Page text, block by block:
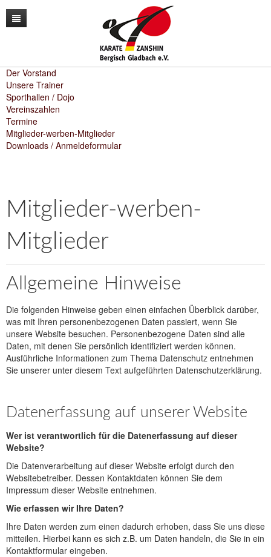
Unser Verein
Der Vorstand
Unsere Trainer
Sporthallen / Dojo
Termine
Mitglieder-werben-Mitglieder
Downloads / Anmeldeformular
Unser Training
Karate
Kara-T-robic
Anfängerkurse
Lehrgänge
Kontakt
Shop
Der Vorstand
Unsere Trainer
Sporthallen / Dojo
Vereinszahlen
Termine
Mitglieder-werben-Mitglieder
Downloads / Anmeldeformular
Mitglieder-werben-
Mitglieder
Allgemeine Hinweise
Die folgenden Hinweise geben einen einfachen Überblick darüber,
was mit Ihren personenbezogenen Daten passiert, wenn Sie
unsere Website besuchen. Personenbezogene Daten sind alle
Daten, mit denen Sie persönlich identifiziert werden können.
Ausführliche Informationen zum Thema Datenschutz entnehmen
Sie unserer unter diesem Text aufgeführten Datenschutzerklärung.
Datenerfassung auf unserer Website
Wer ist verantwortlich für die Datenerfassung auf dieser
Website?
Die Datenverarbeitung auf dieser Website erfolgt durch den
Websitebetreiber. Dessen Kontaktdaten können Sie dem
Impressum dieser Website entnehmen.
Wie erfassen wir Ihre Daten?
Ihre Daten werden zum einen dadurch erhoben, dass Sie uns diese
mitteilen. Hierbei kann es sich z.B. um Daten handeln, die Sie in ein
Kontaktformular eingeben.